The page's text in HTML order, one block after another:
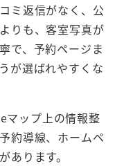
ミ返信がなく、公
りも、客室写真が
で、予約ページま
が選ばれやすくな
マップ上の情報整
約導線、ホームペ
あります。